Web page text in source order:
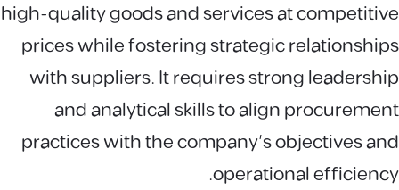
high-quality goods and services at competitive
prices while fostering strategic relationships
with suppliers. It requires strong leadership
and analytical skills to align procurement
practices with the company’s objectives and
operational efficiency.